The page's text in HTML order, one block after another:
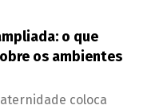
o que
os ambientes
coloca